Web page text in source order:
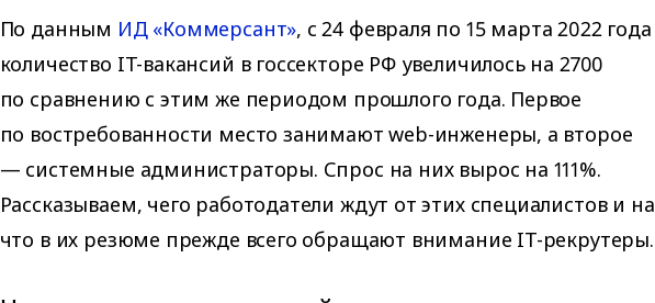
По данным ИД «Коммерсант», с 24 февраля по 15 марта 2022 года
количество IT-вакансий в госсекторе РФ увеличилось на 2700
по сравнению с этим же периодом прошлого года. Первое
по востребованности место занимают web-инженеры, а второе
— системные администраторы. Спрос на них вырос на 111%.
Рассказываем, чего работодатели ждут от этих специалистов и на
что в их резюме прежде всего обращают внимание IT-рекрутеры.